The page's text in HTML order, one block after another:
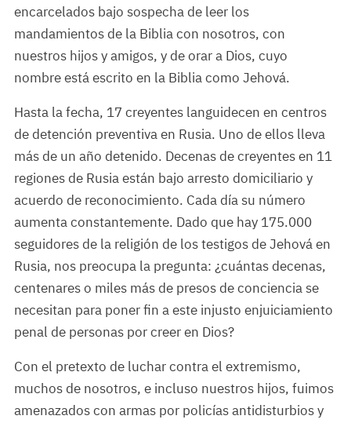
encarcelados bajo sospecha de leer los
mandamientos de la Biblia con nosotros, con
nuestros hijos y amigos, y de orar a Dios, cuyo
nombre está escrito en la Biblia como Jehová.
Hasta la fecha, 17 creyentes languidecen en centros
de detención preventiva en Rusia. Uno de ellos lleva
más de un año detenido. Decenas de creyentes en 11
regiones de Rusia están bajo arresto domiciliario y
acuerdo de reconocimiento. Cada día su número
aumenta constantemente. Dado que hay 175.000
seguidores de la religión de los testigos de Jehová en
Rusia, nos preocupa la pregunta: ¿cuántas decenas,
centenares o miles más de presos de conciencia se
necesitan para poner fin a este injusto enjuiciamiento
penal de personas por creer en Dios?
Con el pretexto de luchar contra el extremismo,
muchos de nosotros, e incluso nuestros hijos, fuimos
amenazados con armas por policías antidisturbios y